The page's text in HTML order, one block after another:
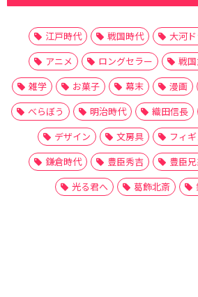
江戸時代 戦国時代 大河
アニメ
ロングセラー 戦
雑学
お菓子 幕末 漫画
べらぼう
明治時代 織田信長
デザイン
文房具 フィ
鎌倉時代
豊臣秀吉 豊臣兄
光る君へ
葛飾北斎